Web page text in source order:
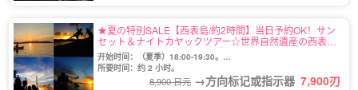
★夏の特別SALE【西表島/約2時間】当日予約OK！サン
セット＆ナイトカヤックツアー☆世界自然遺産の西表島
で新体験♪写真無料＆送迎付き（No.65）
开始时间：（夏季）18:00-19:30。
(冬季）16:45-18:15。
所要时间：约 2 小时。
8,900 日元 →方向标记或指示器 7,900刃